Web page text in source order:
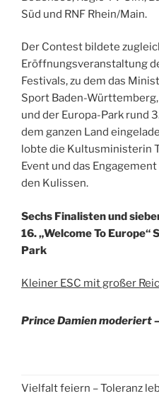
Süd und RNF Rhein/Main.
Der Contest bildete
Eröffnungsveranstaltung
Festivals, zu dem das
Sport Baden-
und der Europa-Park rund
dem ganzen Land
lobte die Kultusministerin
Event und das
den Kulissen.
Sechs Finalisten und
16. „Welcome To Europe“
Park
Kleiner ESC mit großer
Prince Damien moderiert
Vielfalt feiern – Toleranz